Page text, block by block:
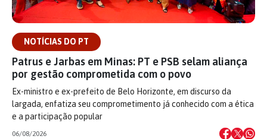
NOTÍCIAS DO PT
Patrus e Jarbas em Minas: PT e PSB selam aliança
por gestão comprometida com o povo
Ex-ministro e ex-prefeito de Belo Horizonte, em discurso da
largada, enfatiza seu comprometimento já conhecido com a ética
e a participação popular
06/08/2026